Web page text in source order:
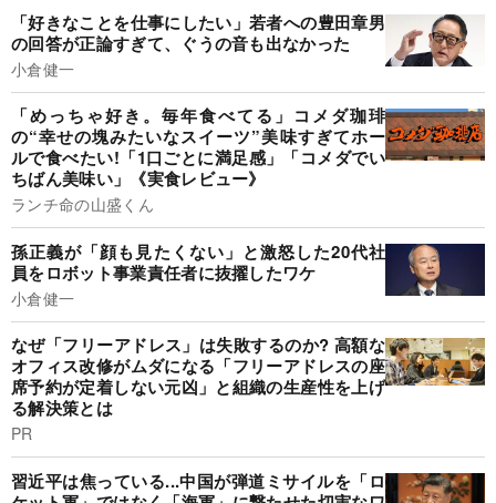
「好きなことを仕事にしたい」若者への豊田章男
の回答が正論すぎて、ぐうの音も出なかった
小倉健一
「めっちゃ好き。毎年食べてる」コメダ珈琲
の“幸せの塊みたいなスイーツ”美味すぎてホー
ルで食べたい!「1口ごとに満足感」「コメダでい
ちばん美味い」《実食レビュー》
ランチ命の山盛くん
孫正義が「顔も見たくない」と激怒した20代社
員をロボット事業責任者に抜擢したワケ
小倉健一
なぜ「フリーアドレス」は失敗するのか? 高額な
オフィス改修がムダになる「フリーアドレスの座
席予約が定着しない元凶」と組織の生産性を上げ
る解決策とは
PR
習近平は焦っている...中国が弾道ミサイルを「ロ